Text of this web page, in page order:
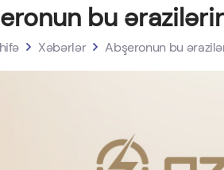
bu
Xəbərlər Abşeronun bu